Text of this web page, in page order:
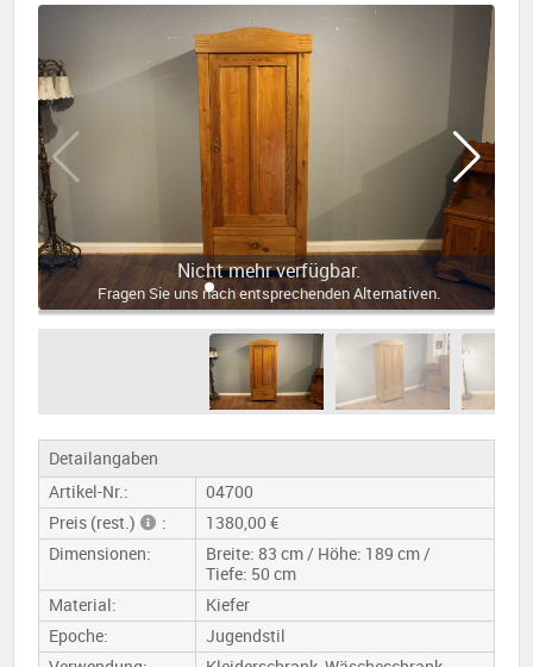
Nicht mehr verfügbar.
Fragen Sie uns nach entsprechenden Alternativen.
Detailangaben
Artikel-Nr.:
04700
Preis (rest.)
:
1380,00 €
Dimensionen:
Breite: 83 cm / Höhe: 189 cm /
Tiefe: 50 cm
Material:
Kiefer
Epoche:
Jugendstil